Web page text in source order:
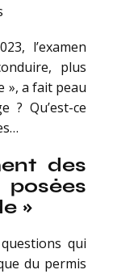
l’examen
plus
», a fait peau
? Qu’est-ce
des
»
qui
du permis